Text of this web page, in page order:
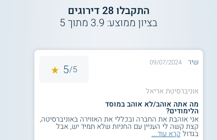
ציון נמוך מן הנדרש מחייב מכינת השלמה
באנגלית.
יחידות במקצועות הריאליים:
9 יחידות ריאליות, מהן 4 לפחות במתמטיקה,
75 ומעלה.
נדרשים ללמוד בקורס "מבוא לכימיה", ללא
נקודות זכות בסמסטר א'.
התקבלו 28 דירוגים
בציון ממוצע: 3.9 מתוך5
שיר 09/07/2024
5/
5
אוניברסיטת אריאל
מה אתה אוהב/לא אוהב במוסד
הלימודים?
אני אוהבת את החברה ובכללי את האווירה באוניברסיטה,
קצת קשה לי העניין עם החניות שלא תמיד יש, אבל
בגדול קרא עוד...